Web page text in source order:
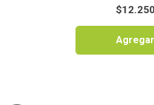
$12.250
Agregar